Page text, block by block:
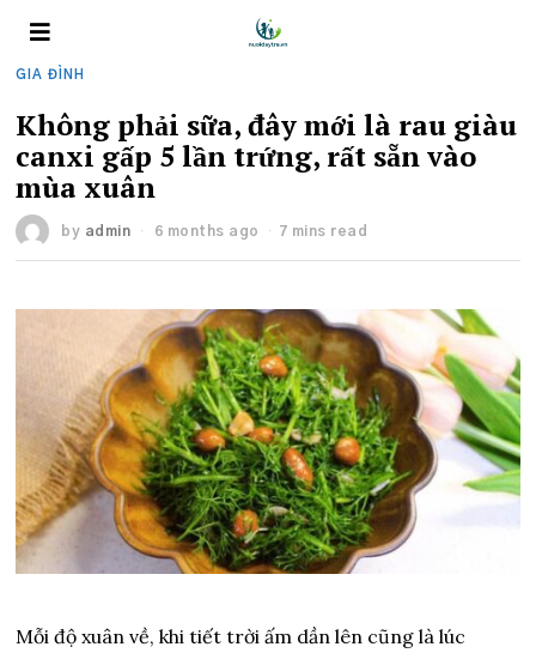
GIA ĐÌNH
Không phải sữa, đây mới là rau giàu
canxi gấp 5 lần trứng, rất sẵn vào
mùa xuân
by admin 6 months ago 7 mins read
Mỗi độ xuân về, khi tiết trời ấm dần lên cũng là lúc